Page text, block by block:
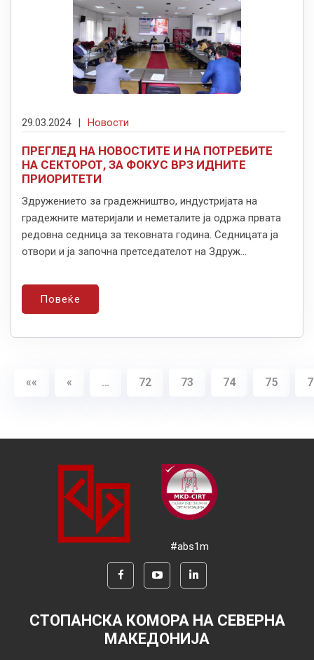
29.03.2024 | Новости
ПРЕГЛЕД НА НОВОСТИТЕ И НА ПОТРЕБИТЕ
НА СЕКТОРОТ, ЗА ФОКУС ВРЗ ИДНИТЕ
ПРИОРИТЕТИ
Здружението за градежништво, индустријата на
градежните материјали и неметалите ја одржа првата
редовна седница за тековната година. Седницата ја
отвори и ја започна претседателот на Здруж...
Повеќе
«« « … 72 73 74 75
#abs1m
СТОПАНСКА КОМОРА НА СЕВЕРНА
МАКЕДОНИЈА